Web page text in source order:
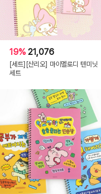
19% 21,076
[세트][산리오] 마이멜로디 텐미닛
세트